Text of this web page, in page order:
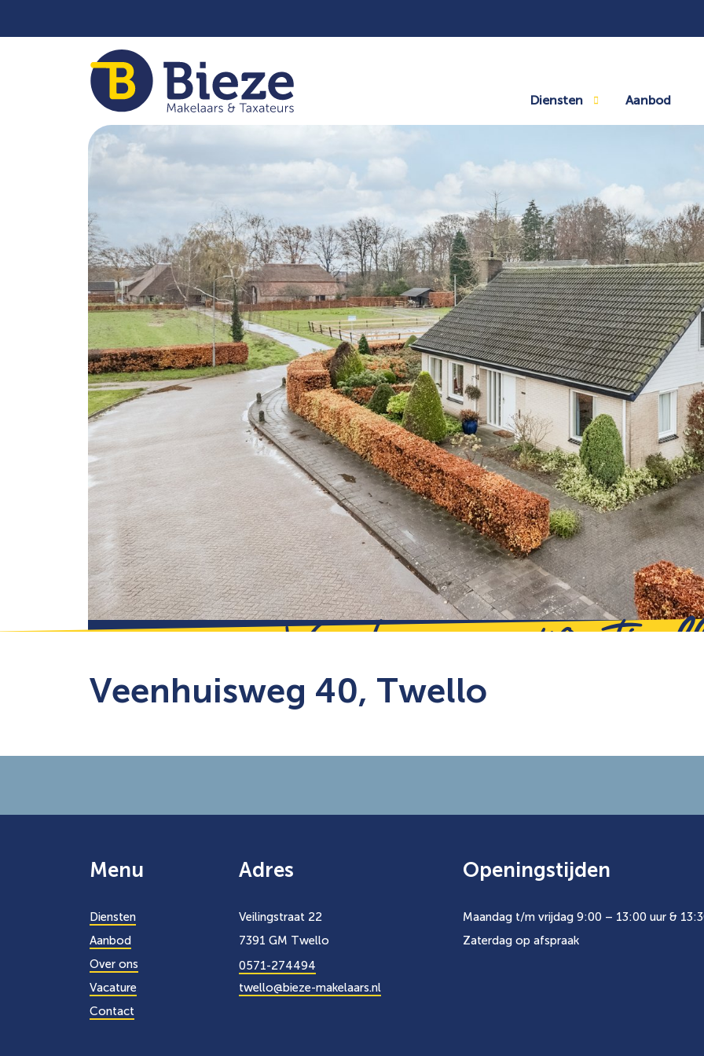
Diensten Aanbod
Veenhuisweg 40,
Veenhuisweg 40, Twello
Menu
Diensten
Aanbod
Over ons
Vacature
Contact
Adres
Veilingstraat 22
7391 GM Twello
0571-274494
twello@bieze-makelaars.nl
Openingstijden
Maandag t/m vrijdag 9:00 – 13:00 uur &
Zaterdag op afspraak